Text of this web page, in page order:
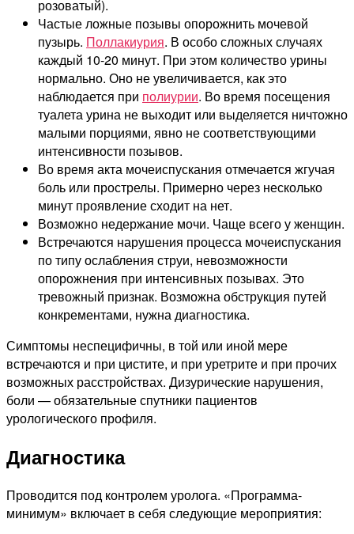
розоватый).
Частые ложные позывы опорожнить мочевой
пузырь. Поллакиурия. В особо сложных случаях
каждый 10-20 минут. При этом количество урины
нормально. Оно не увеличивается, как это
наблюдается при полиурии. Во время посещения
туалета урина не выходит или выделяется ничтожно
малыми порциями, явно не соответствующими
интенсивности позывов.
Во время акта мочеиспускания отмечается жгучая
боль или прострелы. Примерно через несколько
минут проявление сходит на нет.
Возможно недержание мочи. Чаще всего у женщин.
Встречаются нарушения процесса мочеиспускания
по типу ослабления струи, невозможности
опорожнения при интенсивных позывах. Это
тревожный признак. Возможна обструкция путей
конкрементами, нужна диагностика.
Симптомы неспецифичны, в той или иной мере
встречаются и при цистите, и при уретрите и при прочих
возможных расстройствах. Дизурические нарушения,
боли — обязательные спутники пациентов
урологического профиля.
Диагностика
Проводится под контролем уролога. «Программа-
минимум» включает в себя следующие мероприятия: